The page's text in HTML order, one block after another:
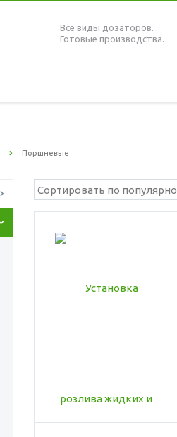
Все виды дозаторов.
Готовые производства.
Поршневые